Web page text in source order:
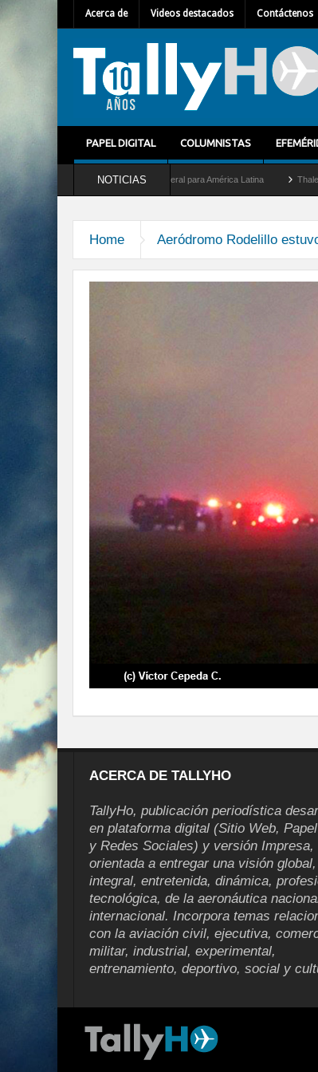
Acerca de Videos destacados Contáctenos
PAPEL DIGITAL COLUMNISTAS
NOTICIAS
Mallet como nuevo Director General para América Latina Thales
Home Aeródromo Rodelillo
ACERCA DE TALLYHO
TallyHo, publicación periodística
en plataforma digital (Sitio Web,
y Redes Sociales) y versión Impresa,
orientada a entregar una visión global,
integral, entretenida, dinámica,
tecnológica, de la aeronáutica
internacional. Incorpora temas
con la aviación civil, ejecutiva,
militar, industrial, experimental,
entrenamiento, deportivo, social y